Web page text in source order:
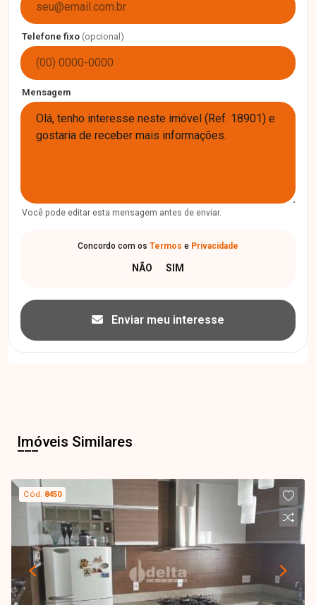
Telefone fixo (opcional)
Mensagem
Você pode editar esta mensagem antes de enviar.
Concordo com os Termos e Privacidade
Enviar meu interesse
Imóveis Similares
Cód. 8450